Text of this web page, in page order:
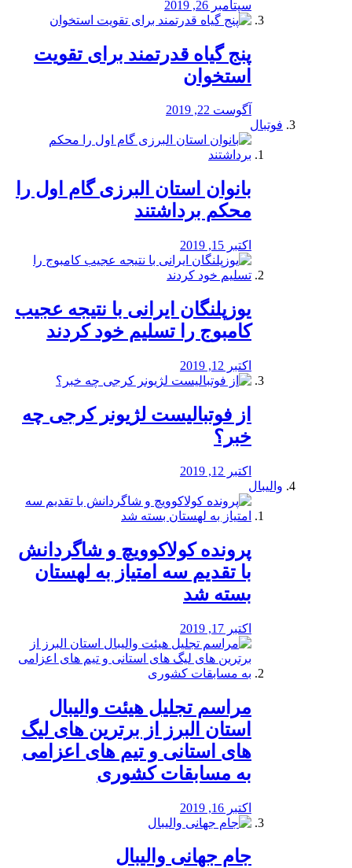
سپتامبر 26, 2019
پنج گیاه قدرتمند برای تقویت
استخوان
آگوست 22, 2019
فوتبال
بانوان استان البرزی گام اول را
محكم برداشتند
اکتبر 15, 2019
یوزپلنگان ایرانی با نتیجه عجیب
کامبوج را تسلیم خود کردند
اکتبر 12, 2019
از فوتبالیست لژیونر کرجی چه
خبر؟
اکتبر 12, 2019
والیبال
پرونده کولاکوویچ و شاگردانش
با تقدیم سه امتیاز به لهستان
بسته شد
اکتبر 17, 2019
مراسم تجلیل هیئت والیبال
استان البرز از برترین های لیگ
های استانی و تیم های اعزامی
به مسابقات کشوری
اکتبر 16, 2019
جام جهانی والیبال